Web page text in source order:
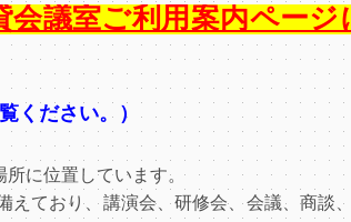
議室ご利用案内ページ
ください。）
に位置しています。
ており、講演会、研修会、会議、商談